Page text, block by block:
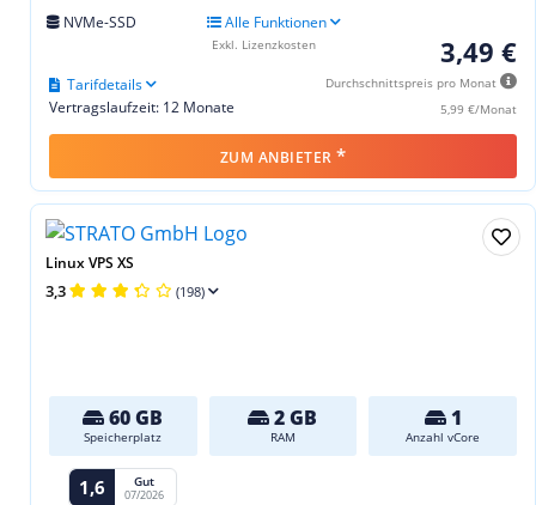
NVMe-SSD Alle Funktionen
3,49 €
Durchschnittspreis pro Monat
5,99 €/Monat
Vertragslaufzeit: 12 Monate
Tarifdetails
Exkl. Lizenzkosten
ZUM ANBIETER *
Linux VPS XS
3,3 (198)
60 GB
Speicherplatz
2 GB
RAM
1
Anzahl vCore
1,6 Gut
07/2026